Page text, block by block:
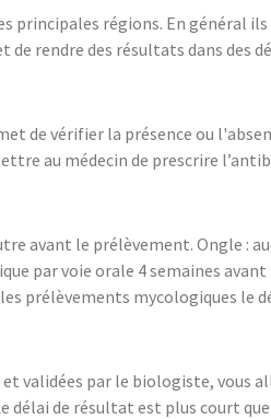
régions. En général
rendre des résultats dans des
de vérifier la présence ou
au médecin de prescrire
avant le prélèvement. Ongle :
par voie orale 4 semaines
prélèvements mycologiques le
validées par le biologiste, vous
de résultat est plus court